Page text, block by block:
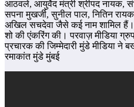
आठवले, आयुर्वेद मंत्री श्रीपद नायक,
सपना मुखर्जी, सुनील पाल, नितिन
अखिल सचदेवा जैसे कई नाम शामिल हैं।
शो की एंकरिंग की। परवाज़ मीडिया
प्रचारक की जिम्मेदारी मुंडे मीडिया ने
रमाकांत मुंडे मुंबई